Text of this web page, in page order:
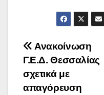
Πλοήγηση
άρθρων
Ανακοίνωση
Γ.Ε.Δ. Θεσσαλίας
σχετικά με
απαγόρευση